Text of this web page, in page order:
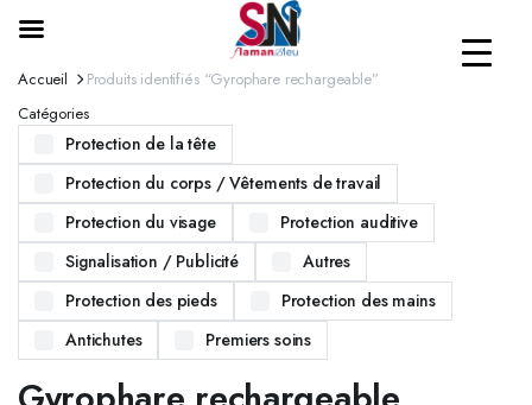
Accueil
Produits identifiés “Gyrophare rechargeable”
Catégories
Protection de la tête
Protection du corps / Vêtements de travail
Protection du visage
Protection auditive
Signalisation / Publicité
Autres
Protection des pieds
Protection des mains
Antichutes
Premiers soins